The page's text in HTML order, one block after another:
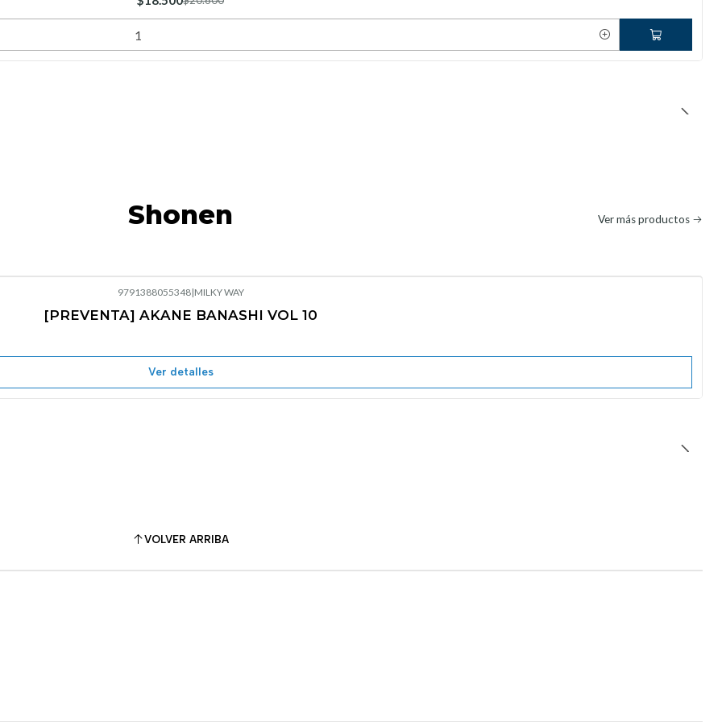
Shonen Ver más productos
9791388055348|MILKY WAY
[PREVENTA] AKANE BANASHI VOL 10
Ver detalles
VOLVER ARRIBA